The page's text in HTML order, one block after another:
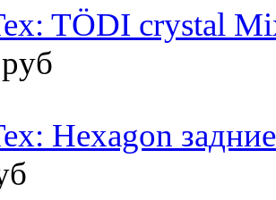
TÖDI crystal
Hexagon